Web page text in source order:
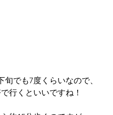
旬でも7度くらいなので、
行くといいですね！